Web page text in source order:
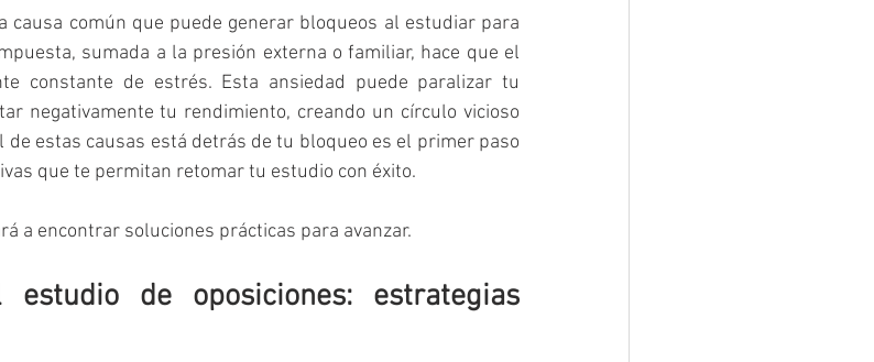
causa común que puede generar bloqueos al estudiar para
sumada a la presión externa o familiar, hace que el
constante de estrés. Esta ansiedad puede paralizar tu
negativamente tu rendimiento, creando un círculo vicioso
de estas causas está detrás de tu bloqueo es el primer paso
que te permitan retomar tu estudio con éxito.
a encontrar soluciones prácticas para avanzar.
de oposiciones: estrategias